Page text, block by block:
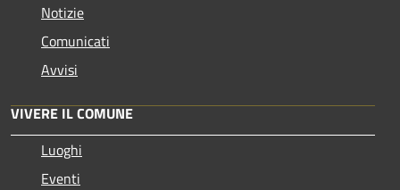
Notizie
Comunicati
Avvisi
VIVERE IL COMUNE
Luoghi
Eventi